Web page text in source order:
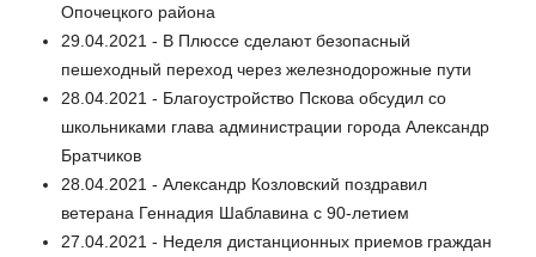
Опочецкого района
29.04.2021 - В Плюссе сделают безопасный
пешеходный переход через железнодорожные пути
28.04.2021 - Благоустройство Пскова обсудил со
школьниками глава администрации города Александр
Братчиков
28.04.2021 - Александр Козловский поздравил
ветерана Геннадия Шаблавина с 90-летием
27.04.2021 - Неделя дистанционных приемов граждан